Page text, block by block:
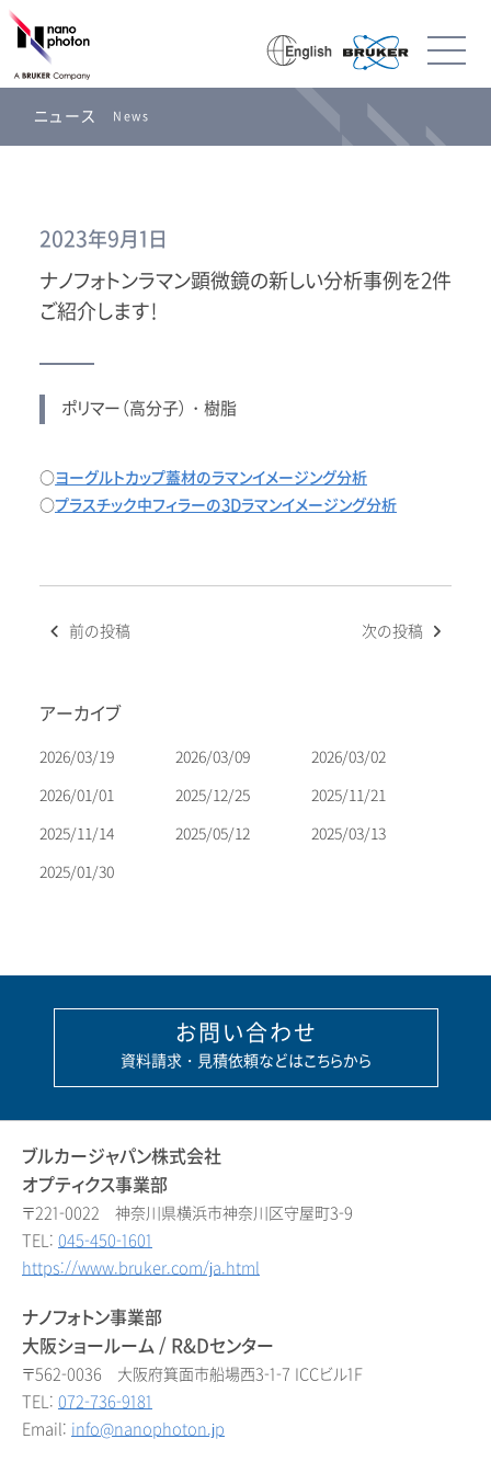
ニュース News
2023年9月1日
ナノフォトンラマン顕微鏡の新しい分析事例を2件
ご紹介します！
ポリマー（高分子）・樹脂
○ヨーグルトカップ蓋材のラマンイメージング分析
○プラスチック中フィラーの3Dラマンイメージング分析
投
ビ
ー
シ
ン
前の投稿 次の投稿
アーカイブ
2026/03/19 2026/03/09
2026/03/02
2026/01/01
2025/12/25
2025/11/21
2025/11/14
2025/05/12
2025/03/13
2025/01/30
お問い合わせ
資料請求・見積依頼などはこちらから
ブルカージャパン株式会社
オプティクス事業部
〒221-0022 神奈川県横浜市神奈川区守屋町3-9
TEL: 045-450-1601
https://www.bruker.com/ja.html
ナノフォトン事業部
大阪ショールーム / R&Dセンター
〒562-0036 大阪府箕面市船場西3-1-7 ICCビル1F
TEL: 072-736-9181
Email: info@nanophoton.jp